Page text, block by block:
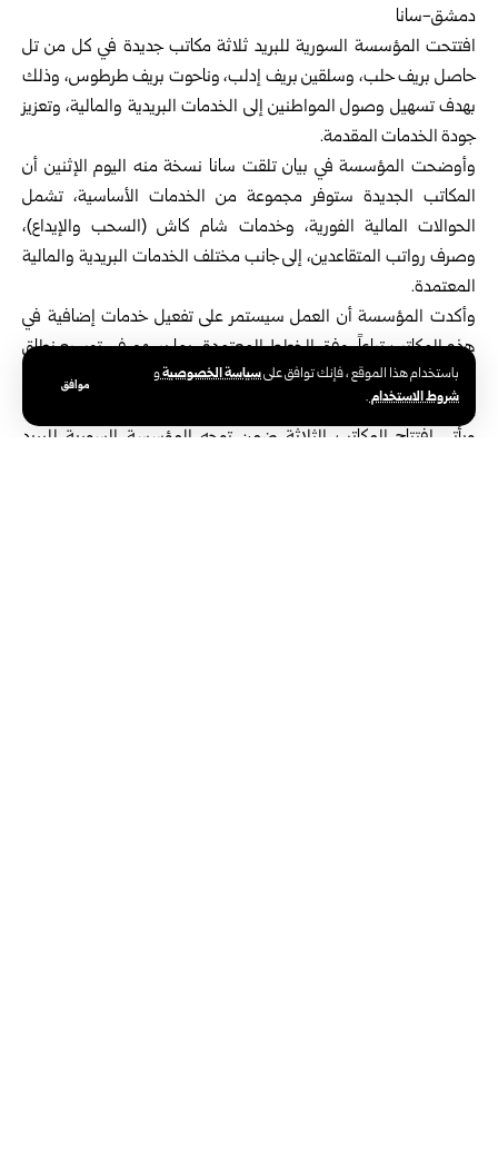
باستخدام هذا الموقع ، فإنك توافق علىسياسة الخصوصيةو
شروط الاستخدام.
موافق
دمشق-سانا
افتتحت المؤسسة السورية للبريد ثلاثة مكاتب جديدة في كل من تل
حاصل بريفحلب، وسلقين بريف إدلب، وناحوت بريفطرطوس، وذلك
بهدف تسهيل وصول المواطنين إلى الخدمات البريدية والمالية، وتعزيز
جودة الخدمات المقدمة.
وأوضحت المؤسسة في بيان تلقت سانا نسخة منه اليوم الإثنين أن
المكاتب الجديدة ستوفر مجموعة من الخدمات الأساسية، تشمل
الحوالات المالية الفورية، وخدمات شام كاش (السحب والإيداع)،
وصرف رواتب المتقاعدين، إلى جانب مختلف الخدمات البريدية والمالية
المعتمدة.
وأكدت المؤسسة أن العمل سيستمر على تفعيل خدمات إضافية في
هذه المكاتب تباعاً، وفق الخطط المعتمدة، بما يسهم في توسيع نطاق
الخدمات، وتلبية احتياجات المواطنين، ورفع مستوى الكفاءة وتسريع
إنجاز المعاملات.
ويأتي افتتاح المكاتب الثلاثة ضمن توجه المؤسسة السورية للبريد